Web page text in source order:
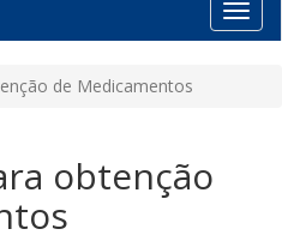
de Medicamentos
obtenção